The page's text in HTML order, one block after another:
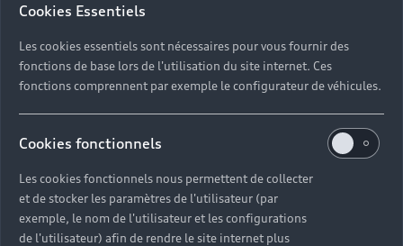
Cookies Essentiels
Les cookies essentiels sont nécessaires pour vous fournir des
fonctions de base lors de l'utilisation du site internet. Ces
fonctions comprennent par exemple le configurateur de véhicules.
Cookies fonctionnels
Les cookies fonctionnels nous permettent de collecter
et de stocker les paramètres de l'utilisateur (par
exemple, le nom de l'utilisateur et les configurations
de l'utilisateur) afin de rendre le site internet plus